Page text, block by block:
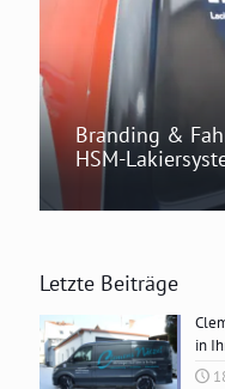
Branding &
HSM-
Letzte Beiträge
in